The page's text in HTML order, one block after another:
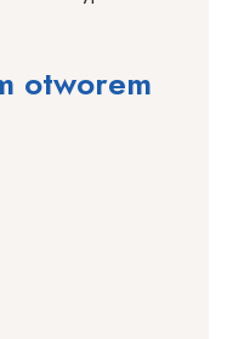
otworem